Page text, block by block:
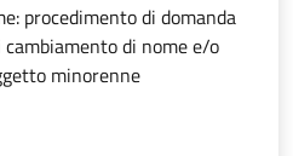
procedimento di domanda
di nome e/o
minorenne